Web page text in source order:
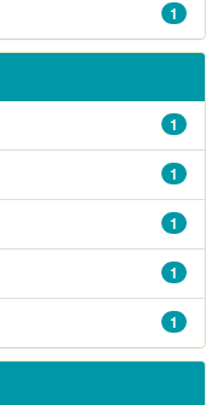
1
1
1
1
1
1